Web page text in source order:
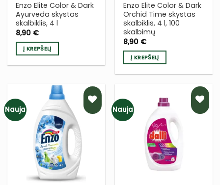
Enzo Elite Color & Dark
Ayurveda skystas
skalbiklis, 4 l
8,90 €
Į KREPŠELĮ
Enzo Elite Color & Dark
Orchid Time skystas
skalbiklis, 4 l, 100
skalbimų
8,90 €
Į KREPŠELĮ
Nauja
PRIDĖTI
Į NORŲ
SĄRAŠĄ
Nauja